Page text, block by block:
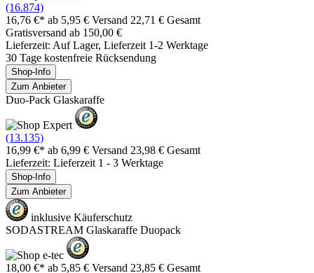
(16.874)
16,76 €* ab 5,95 € Versand 22,71 € Gesamt
Gratisversand ab 150,00 €
Lieferzeit: Auf Lager, Lieferzeit 1-2 Werktage
30 Tage kostenfreie Rücksendung
Shop-Info
Zum Anbieter
Duo-Pack Glaskaraffe
(13.135)
16,99 €* ab 6,99 € Versand 23,98 € Gesamt
Lieferzeit: Lieferzeit 1 - 3 Werktage
Shop-Info
Zum Anbieter
inklusive Käuferschutz
SODASTREAM Glaskaraffe Duopack
18,00 €* ab 5,85 € Versand 23,85 € Gesamt